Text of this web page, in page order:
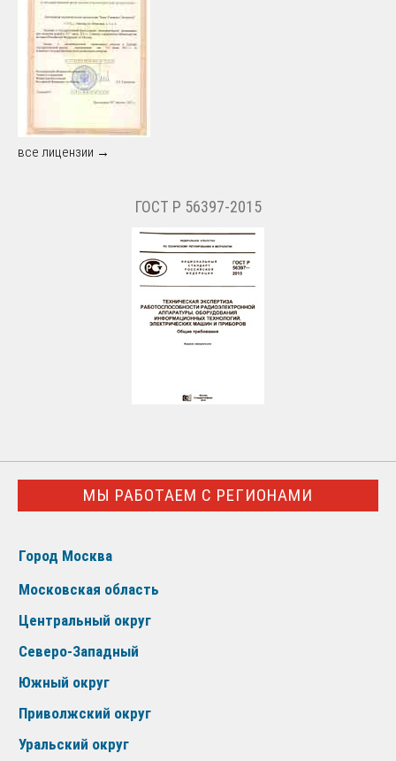
все лицензии →
ГОСТ Р 56397-2015
МЫ РАБОТАЕМ С РЕГИОНАМИ
Город Москва
Московская область
Центральный округ
Северо-Западный
Южный округ
Приволжский округ
Уральский округ